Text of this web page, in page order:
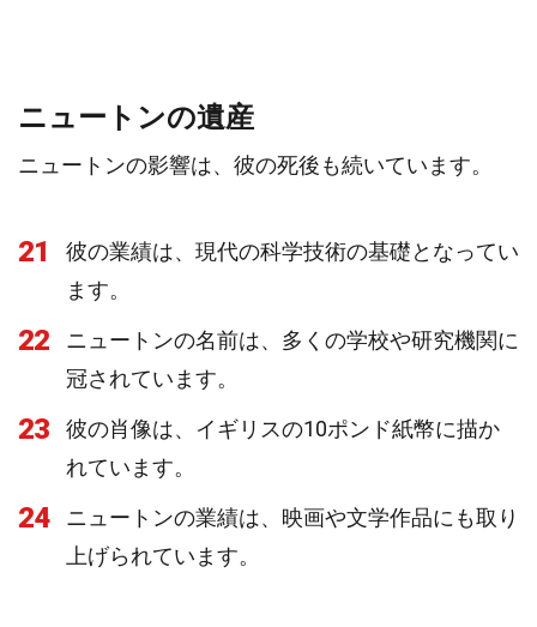
ニュートンの遺産
ニュートンの影響は、彼の死後も続いています。
21
彼の業績は、現代の科学技術の基礎となってい
ます。
22
ニュートンの名前は、多くの学校や研究機関に
冠されています。
23
彼の肖像は、イギリスの10ポンド紙幣に描か
れています。
24
ニュートンの業績は、映画や文学作品にも取り
上げられています。